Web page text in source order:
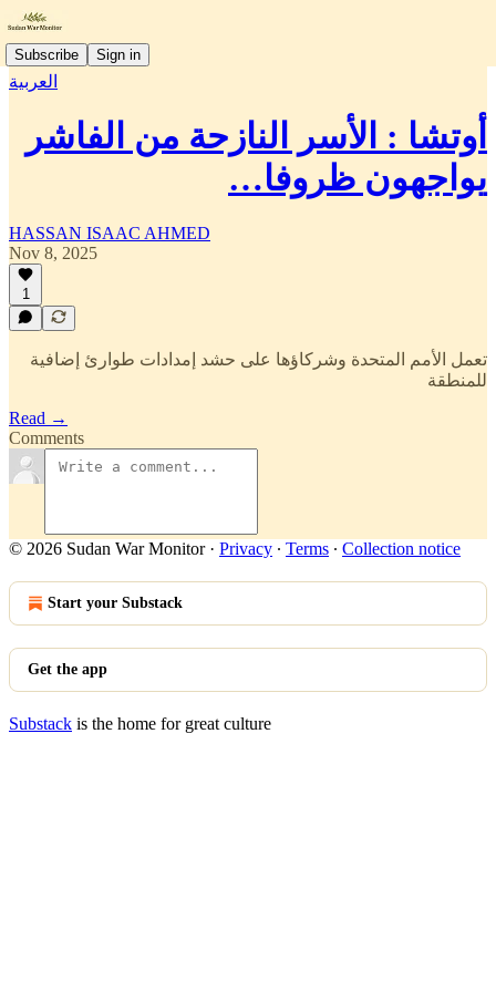
Subscribe Sign in
العربية
أوتشا : الأسر النازحة من الفاشر
يواجهون ظروفا…
HASSAN ISAAC AHMED
Nov 8, 2025
1
تعمل الأمم المتحدة وشركاؤها على حشد إمدادات طوارئ إضافية
للمنطقة
Read →
Comments
© 2026 Sudan War Monitor· Privacy ∙ Terms ∙ Collection notice
Start your Substack
Get the app
Substack is the home for great culture